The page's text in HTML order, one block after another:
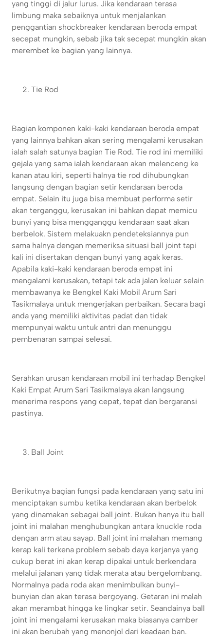
yang tinggi di jalur lurus. Jika kendaraan terasa
limbung maka sebaiknya untuk menjalankan
penggantian shockbreaker kendaraan beroda empat
secepat mungkin, sebab jika tak secepat mungkin akan
merembet ke bagian yang lainnya.
Tie Rod
Bagian komponen kaki-kaki kendaraan beroda empat
yang lainnya bahkan akan sering mengalami kerusakan
ialah salah satunya bagian Tie Rod. Tie rod ini memiliki
gejala yang sama ialah kendaraan akan melenceng ke
kanan atau kiri, seperti halnya tie rod dihubungkan
langsung dengan bagian setir kendaraan beroda
empat. Selain itu juga bisa membuat performa setir
akan terganggu, kerusakan ini bahkan dapat memicu
bunyi yang bisa mengganggu kendaraan saat akan
berbelok. Sistem melakuakn pendeteksiannya pun
sama halnya dengan memeriksa situasi ball joint tapi
kali ini disertakan dengan bunyi yang agak keras.
Apabila kaki-kaki kendaraan beroda empat ini
mengalami kerusakan, tetapi tak ada jalan keluar selain
membawanya ke Bengkel Kaki Mobil Arum Sari
Tasikmalaya untuk mengerjakan perbaikan. Secara bagi
anda yang memiliki aktivitas padat dan tidak
mempunyai waktu untuk antri dan menunggu
pembenaran sampai selesai.
Serahkan urusan kendaraan mobil ini terhadap Bengkel
Kaki Empat Arum Sari Tasikmalaya akan langsung
menerima respons yang cepat, tepat dan bergaransi
pastinya.
Ball Joint
Berikutnya bagian fungsi pada kendaraan yang satu ini
menciptakan sumbu ketika kendaraan akan berbelok
yang dinamakan sebagai ball joint. Bukan hanya itu ball
joint ini malahan menghubungkan antara knuckle roda
dengan arm atau sayap. Ball joint ini malahan memang
kerap kali terkena problem sebab daya kerjanya yang
cukup berat ini akan kerap dipakai untuk berkendara
melalui jalanan yang tidak merata atau bergelombang.
Normalnya pada roda akan menimbulkan bunyi-
bunyian dan akan terasa bergoyang. Getaran ini malah
akan merambat hingga ke lingkar setir. Seandainya ball
joint ini mengalami kerusakan maka biasanya camber
ini akan berubah yang menonjol dari keadaan ban.